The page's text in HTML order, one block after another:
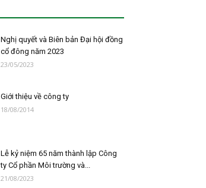
Nghị quyết và Biên bản Đại hội đồng
cổ đông năm 2023
23/05/2023
Giới thiệu về công ty
18/08/2014
Lễ kỷ niệm 65 năm thành lập Công
ty Cổ phần Môi trường và...
21/08/2023